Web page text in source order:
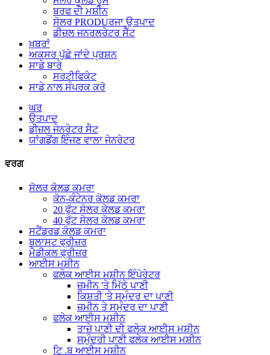
ਬਰਫ ਦੀ ਮਸ਼ੀਨ
ਸੋਲਰ PRODUਰਜਾ ਉਤਪਾਦ
ਡੀਜ਼ਲ ਜਨਰਲਰੇਟਰ ਸੈੱਟ
ਖ਼ਬਰਾਂ
ਅਕਸਰ ਪੁੱਛੇ ਜਾਂਦੇ ਪ੍ਰਸ਼ਨ
ਸਾਡੇ ਬਾਰੇ
ਸਰਟੀਫਿਕੇਟ
ਸਾਡੇ ਨਾਲ ਸੰਪਰਕ ਕਰੋ
ਘਰ
ਉਤਪਾਦ
ਡੀਜ਼ਲ ਜੇਨਰੇਟਰ ਸੈਟ
ਯਾਂਗਡੋਂਗ ਇੰਜਣ ਵਾਲਾ ਜੇਨਰੇਟਰ
ਵਰਗ
ਸੋਲਰ ਕੋਲਡ ਕਮਰਾ
ਕੋਨ-ਕੰਟੇਨਰ ਕੋਲਡ ਕਮਰਾ
20 ਫੁੱਟ ਸੋਲਰ ਕੋਲਡ ਕਮਰਾ
40 ਫੁੱਟ ਸੋਲਰ ਕੋਲਡ ਕਮਰਾ
ਸਟੈਂਡਰਡ ਕੋਲਡ ਕਮਰਾ
ਬਲਾਸਟ ਫ੍ਰੀਜ਼ਰ
ਮੈਡੀਕਲ ਫ੍ਰੀਜ਼ਰ
ਆਈਸ ਮਸ਼ੀਨ
ਫਲੇਕ ਆਈਸ ਮਸ਼ੀਨ ਇੰਪੋਰੇਟਰ
ਜ਼ਮੀਨ 'ਤੇ ਮਿੱਠੇ ਪਾਣੀ
ਕਿਸ਼ਤੀ 'ਤੇ ਸਮੁੰਦਰ ਦਾ ਪਾਣੀ
ਜ਼ਮੀਨ ਤੇ ਸਮੁੰਦਰ ਦਾ ਪਾਣੀ
ਫਲੇਕ ਆਈਸ ਮਸ਼ੀਨ
ਤਾਜ਼ੇ ਪਾਣੀ ਦੀ ਫਲੇਕ ਆਈਸ ਮਸ਼ੀਨ
ਸਮੁੰਦਰੀ ਪਾਣੀ ਫਲੇਕ ਆਈਸ ਮਸ਼ੀਨ
ਟਿ .ਬ ਆਈਸ ਮਸ਼ੀਨ